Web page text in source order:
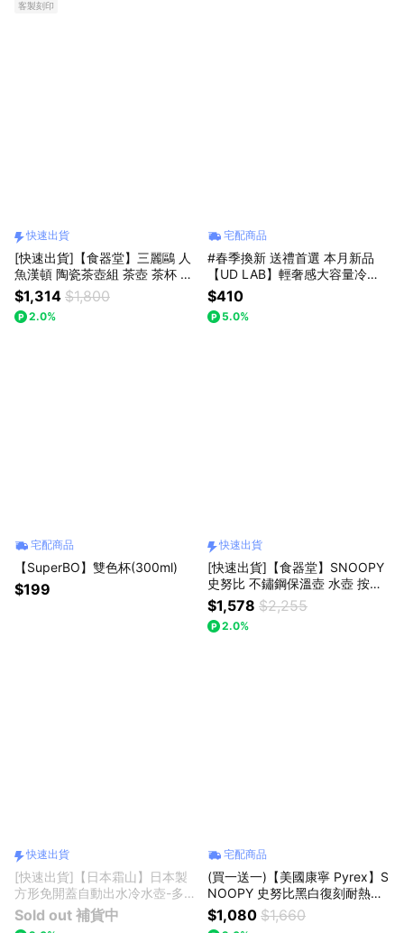
客製刻印
快速出貨
[快速出貨]【食器堂】三麗鷗 人
魚漢頓 陶瓷茶壺組 茶壺 茶杯 陶
瓷杯｜情人節・生日送禮
$1,314 $1,800
2.0%
宅配商品
#春季換新 送禮首選 本月新品
【UD LAB】輕奢感大容量冷水
壺 2L CB-H02046
$410
5.0%
宅配商品
【SuperBO】雙色杯(300ml)
$199
快速出貨
[快速出貨]【食器堂】SNOOPY
史努比 不鏽鋼保溫壺 水壺 按壓
式｜情人節・生日
$1,578 $2,255
2.0%
快速出貨
[快速出貨]【日本霜山】日本製
方形免開蓋自動出水冷水壺-多款
可選-
Sold out 補貨中
宅配商品
(買一送一)【美國康寧 Pyrex】S
NOOPY 史努比黑白復刻耐熱玻
璃壺1450ML+玻璃杯710ml
$1,080 $1,660